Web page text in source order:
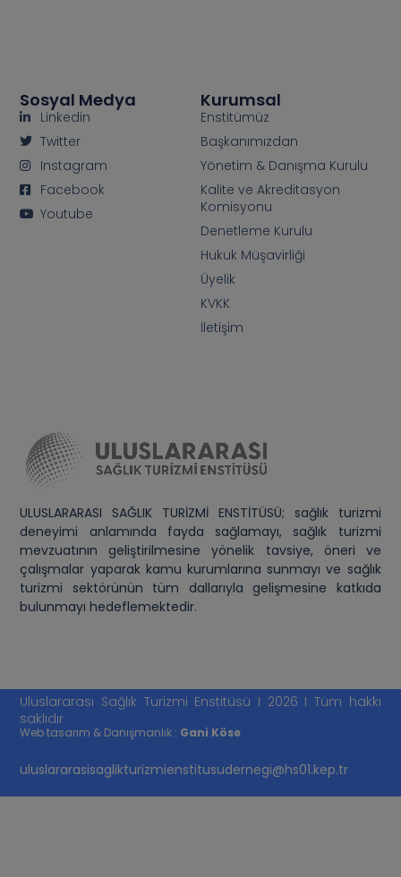
ULUSLARARASI SAĞLIK TURİZMİ ENSTİTÜSÜ; sağlık turizmi
deneyimi anlamında fayda sağlamayı, sağlık turizmi
mevzuatının geliştirilmesine yönelik tavsiye, öneri ve
çalışmalar yaparak kamu kurumlarına sunmayı ve sağlık
turizmi sektörünün tüm dallarıyla gelişmesine katkıda
bulunmayı hedeflemektedir.
Kurumsal
Enstitümüz
Başkanımızdan
Yönetim & Danışma Kurulu
Kalite ve Akreditasyon
Komisyonu
Denetleme Kurulu
Hukuk Müşavirliği
Üyelik
KVKK
İletişim
Sosyal Medya
Linkedin
Twitter
Instagram
Facebook
Youtube
Uluslararası Sağlık Turizmi Enstitüsü I 2026 I Tüm hakkı
saklıdır
Web tasarım & Danışmanlık : Gani Köse
uluslararasisaglikturizmienstitusudernegi@hs01.kep.tr